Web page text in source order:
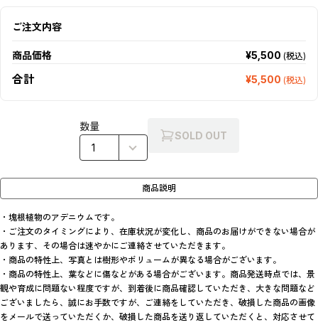
ご注文内容
商品価格 ¥5,500 (税込)
合計 ¥5,500 (税込)
数量
SOLD OUT
商品説明
・塊根植物のアデニウムです。
・ご注文のタイミングにより、在庫状況が変化し、商品のお届けができない場合が
あります、その場合は速やかにご連絡させていただきます。
・商品の特性上、写真とは樹形やボリュームが異なる場合がございます。
・商品の特性上、葉などに傷などがある場合がございます。商品発送時点では、景
観や育成に問題ない程度ですが、到着後に商品確認していただき、大きな問題など
ございましたら、誠にお手数ですが、ご連絡をしていただき、破損した商品の画像
をメールで送っていただくか、破損した商品を送り返していただくと、対応させて